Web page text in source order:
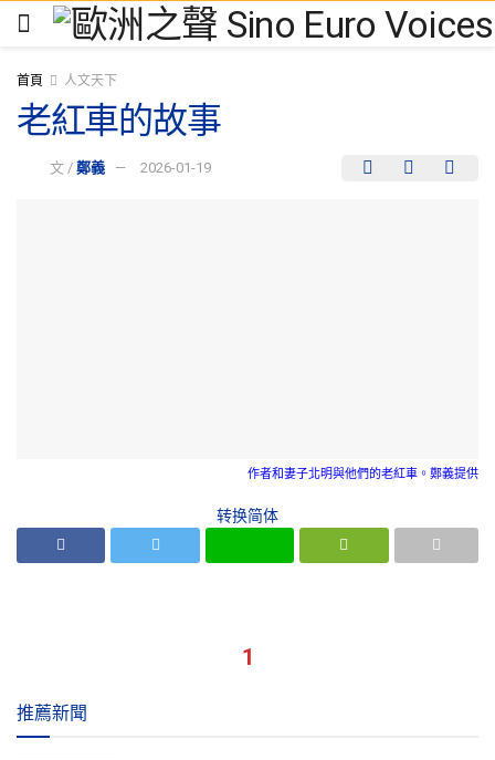
首頁 人文天下
老紅車的故事
文 / 鄭義 2026-01-19
作者和妻子北明與他們的老紅車。鄭義提供
转换简体
1
推薦新聞